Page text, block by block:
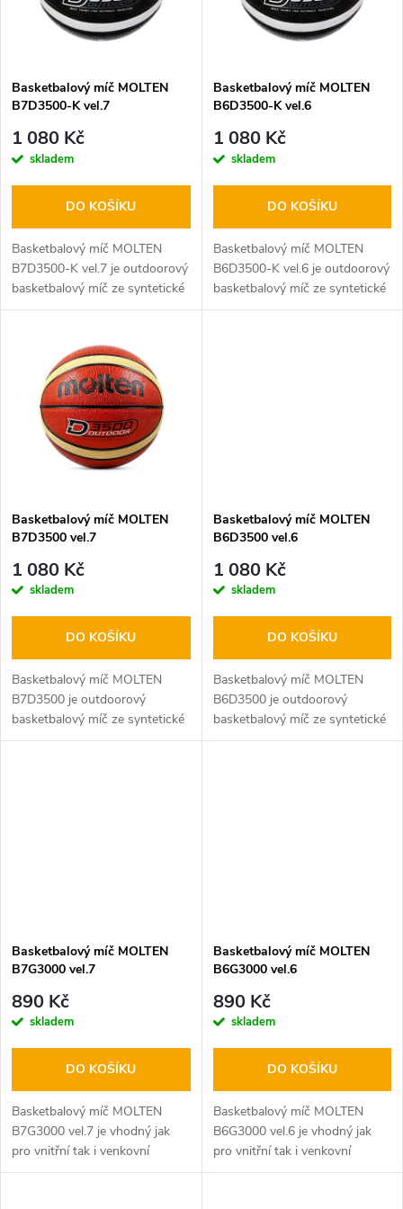
p
r
o
d
u
s
p
r
d
u
Basketbalový míč MOLTEN
B7D3500-K vel.7
1 080 Kč
skladem
DO KOŠÍKU
Basketbalový míč MOLTEN
B7D3500-K vel.7 je outdoorový
basketbalový míč ze syntetické
– umělé kůže, příjemný při
měkkčený materiál,
homologovaný FIBA,...
Basketbalový míč MOLTEN
B6D3500-K vel.6
1 080 Kč
skladem
DO KOŠÍKU
Basketbalový míč MOLTEN
B6D3500-K vel.6 je outdoorový
basketbalový míč ze syntetické
– umělé kůže, příjemný při
Basketbalový míč MOLTEN
B7D3500 vel.7
1 080 Kč
skladem
DO KOŠÍKU
Basketbalový míč MOLTEN
B7D3500 je outdoorový
basketbalový míč ze syntetické
– umělé kůže, příjemný při
Basketbalový míč MOLTEN
B6D3500 vel.6
1 080 Kč
skladem
DO KOŠÍKU
Basketbalový míč MOLTEN
B6D3500 je outdoorový
basketbalový míč ze syntetické
– umělé kůže, příjemný při
Basketbalový míč MOLTEN
B7G3000 vel.7
890 Kč
skladem
DO KOŠÍKU
Basketbalový míč MOLTEN
B7G3000 vel.7 je vhodný jak
pro vnitřní tak i venkovní
použití. Basketbalový míč
Basketbalový míč MOLTEN
B6G3000 vel.6
890 Kč
skladem
DO KOŠÍKU
Basketbalový míč MOLTEN
B6G3000 vel.6 je vhodný jak
pro vnitřní tak i venkovní
použití. Basketbalový míč